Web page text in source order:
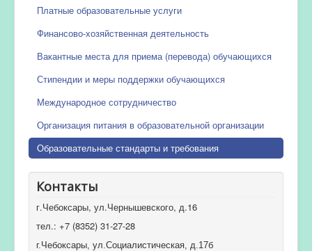
Платные образовательные услуги
Финансово-хозяйственная деятельность
Вакантные места для приема (перевода) обучающихся
Стипендии и меры поддержки обучающихся
Международное сотрудничество
Организация питания в образовательной организации
Образовательные стандарты и требования
Контакты
г.Чебоксары, ул.Чернышевского, д.16
тел.: +7 (8352) 31-27-28
г.Чебоксары, ул.Социалистическая, д.17б